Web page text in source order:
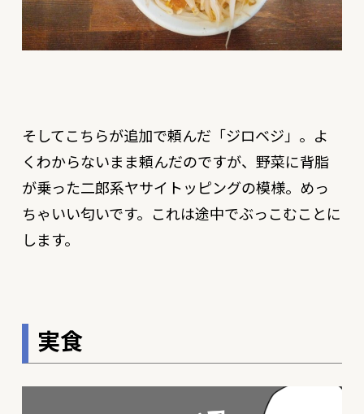
そしてこちらが追加で頼んだ「ジロベジ」。よ
くわからないまま頼んだのですが、野菜に背脂
が乗った二郎系ヤサイトッピングの模様。めっ
ちゃいい匂いです。これは途中でぶっこむことに
します。
実食